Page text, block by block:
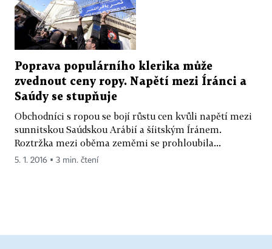
Poprava populárního klerika může
zvednout ceny ropy. Napětí mezi Íránci a
Saúdy se stupňuje
Obchodníci s ropou se bojí růstu cen kvůli napětí mezi
sunnitskou Saúdskou Arábií a šíitským Íránem.
Roztržka mezi oběma zeměmi se prohloubila...
5. 1. 2016 ▪ 3 min. čtení